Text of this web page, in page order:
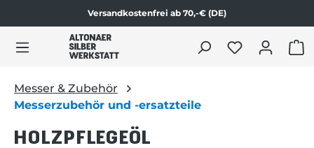
Zum Produktinhalt springen
Versandkostenfrei ab 70,-€ (DE)
Messer & Zubehör
Messerzubehör und -ersatzteile
HOLZPFLEGEÖL